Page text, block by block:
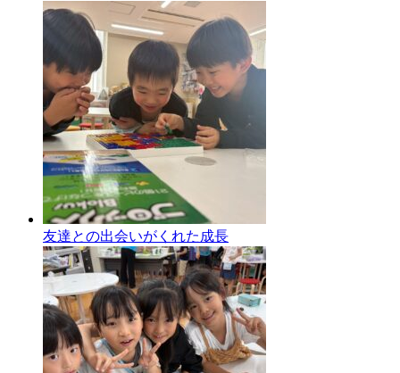
友達との出会いがくれた成長